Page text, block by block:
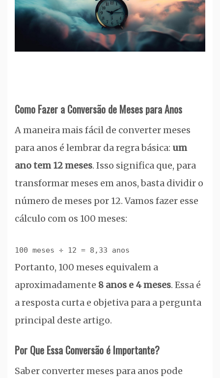
Como Fazer a Conversão de Meses para Anos
A maneira mais fácil de converter meses
para anos é lembrar da regra básica: um
ano tem 12 meses. Isso significa que, para
transformar meses em anos, basta dividir o
número de meses por 12. Vamos fazer esse
cálculo com os 100 meses:
100 meses ÷ 12 = 8,33 anos
Portanto, 100 meses equivalem a
aproximadamente 8 anos e 4 meses. Essa é
a resposta curta e objetiva para a pergunta
principal deste artigo.
Por Que Essa Conversão é Importante?
Saber converter meses para anos pode